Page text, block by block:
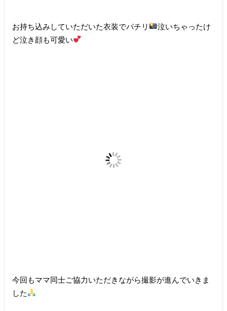
お持ち込みしていただいた衣装でパチリ
泣いちゃったけ
ど泣き顔も可愛い
今回もママ同士ご協力いただきながら撮影が進んでいきま
した